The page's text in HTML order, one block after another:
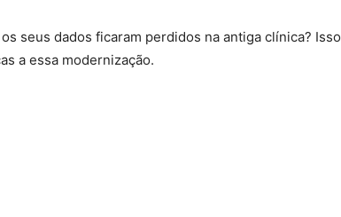
seus dados ficaram perdidos na antiga clínica? Isso
a essa modernização.